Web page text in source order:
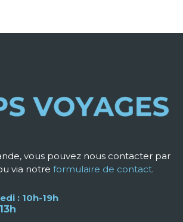
vous pouvez nous contacter par
via notre formulaire de contact.
: 10h-19h